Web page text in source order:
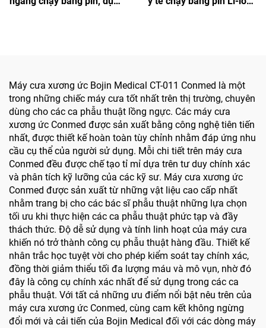
Máy cưa xương ức Bojin Medical CT-011 Conmed là một
trong những chiếc máy cưa tốt nhất trên thị trường, chuyên
dùng cho các ca phẫu thuật lồng ngực. Các máy cưa
xương ức Conmed được sản xuất bằng công nghệ tiên tiến
nhất, được thiết kế hoàn toàn tùy chỉnh nhằm đáp ứng nhu
cầu cụ thể của người sử dụng. Mỗi chi tiết trên máy cưa
Conmed đều được chế tạo tỉ mỉ dựa trên tư duy chính xác
và phân tích kỹ lưỡng của các kỹ sư. Máy cưa xương ức
Conmed được sản xuất từ những vật liệu cao cấp nhất
nhằm trang bị cho các bác sĩ phẫu thuật những lựa chọn
tối ưu khi thực hiện các ca phẫu thuật phức tạp và đầy
thách thức. Độ dễ sử dụng và tính linh hoạt của máy cưa
khiến nó trở thành công cụ phẫu thuật hàng đầu. Thiết kế
nhân trắc học tuyệt vời cho phép kiểm soát tay chính xác,
đồng thời giảm thiểu tối đa lượng máu và mô vụn, nhờ đó
đây là công cụ chính xác nhất để sử dụng trong các ca
phẫu thuật. Với tất cả những ưu điểm nổi bật nêu trên của
máy cưa xương ức Conmed, cùng cam kết không ngừng
đổi mới và cải tiến của Bojin Medical đối với các dòng máy